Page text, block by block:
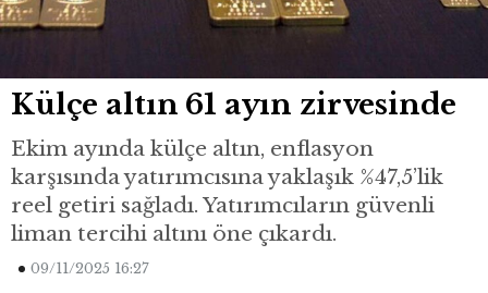
Külçe altın 61 ayın zirvesinde
Ekim ayında külçe altın, enflasyon
karşısında yatırımcısına yaklaşık %47,5’lik
reel getiri sağladı. Yatırımcıların güvenli
liman tercihi altını öne çıkardı.
09/11/2025 16:27